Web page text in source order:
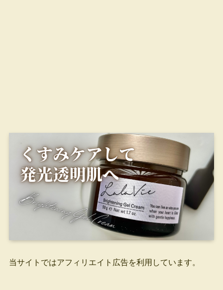
当サイトではアフィリエイト広告を利用しています。